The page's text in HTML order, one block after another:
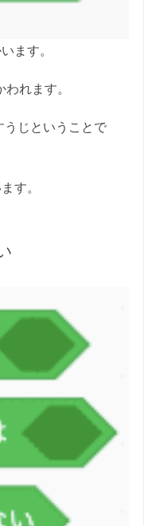
ます。
れます。
うじということで
す。